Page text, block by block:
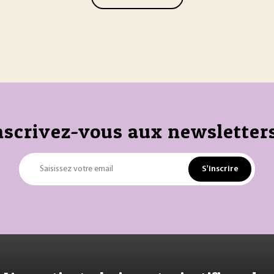
vous aux
Saisissez votre email S'inscrire